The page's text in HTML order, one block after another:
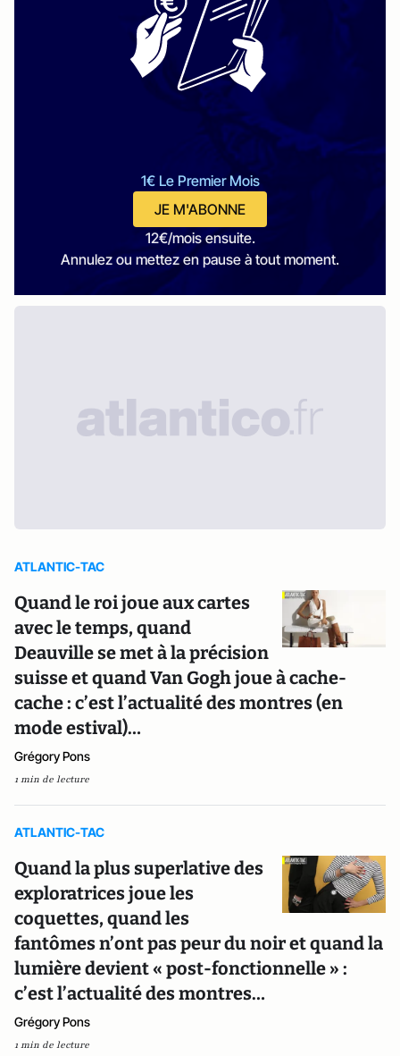
1€ Le Premier Mois
JE M'ABONNE
12€/mois ensuite.
Annulez ou mettez en pause à tout moment.
ATLANTIC-TAC
Quand le roi joue aux cartes
avec le temps, quand
Deauville se met à la précision
suisse et quand Van Gogh joue à cache-
cache : c’est l’actualité des montres (en
mode estival)…
Grégory Pons
1 min de lecture
ATLANTIC-TAC
Quand la plus superlative des
exploratrices joue les
coquettes, quand les
fantômes n’ont pas peur du noir et quand la
lumière devient « post-fonctionnelle » :
c’est l’actualité des montres…
Grégory Pons
1 min de lecture